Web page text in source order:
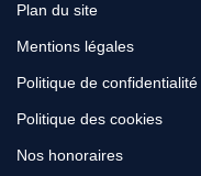
Plan du site
Mentions légales
Politique de confidentialité
Politique des cookies
Nos honoraires